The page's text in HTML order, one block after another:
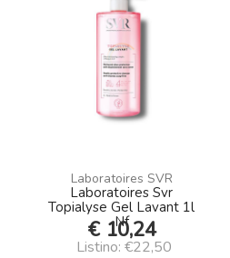
Laboratoires SVR
Laboratoires Svr
Topialyse Gel Lavant 1l
Nf
€ 10,24
Listino: €22,50